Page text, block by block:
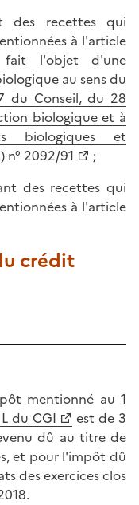
recettes qui
à l'article
l'objet d'une
au sens du
du Conseil, du 28
biologique et à
biologiques et
n° 2092/91
;
des recettes qui
à l'article
crédit
mentionné au 1
du CGI
est de 3
dû au titre de
et pour l'impôt dû
des exercices clos